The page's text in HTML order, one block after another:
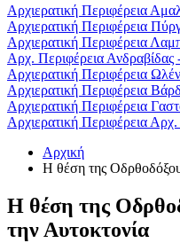
Αρχιερατική Περιφέρεια
Αρχιερατική Περιφέρεια
Αρχιερατική Περιφέρεια
Αρχ. Περιφέρεια
Αρχιερατική Περιφέρεια
Αρχιερατική Περιφέρεια
Αρχιερατική Περιφέρεια
Αρχιερατική Περιφέρεια
Αρχική
Η θέση της
Η θέση της
την Αυτοκτονία